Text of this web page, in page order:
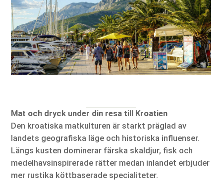
Mat och dryck under din resa till Kroatien
Den kroatiska matkulturen är starkt präglad av
landets geografiska läge och historiska influenser.
Längs kusten dominerar färska skaldjur, fisk och
medelhavsinspirerade rätter medan inlandet erbjuder
mer rustika köttbaserade specialiteter.